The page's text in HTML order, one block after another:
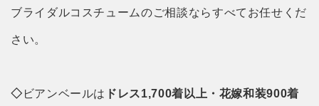
ブライダルコスチュームのご相談ならすべてお任せくだ
さい。
◇ ビアンベールは ドレス1,700着以上・花嫁和装900着